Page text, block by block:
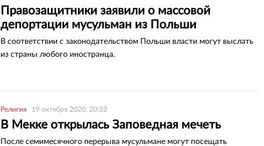
Правозащитники заявили о массовой
депортации мусульман из Польши
В соответствии с законодательством Польши власти могут выслать
из страны любого иностранца.
Религия 19 октября 2020, 20:22
В Мекке открылась Заповедная мечеть
После семимесячного перерыва мусульмане могут посещать